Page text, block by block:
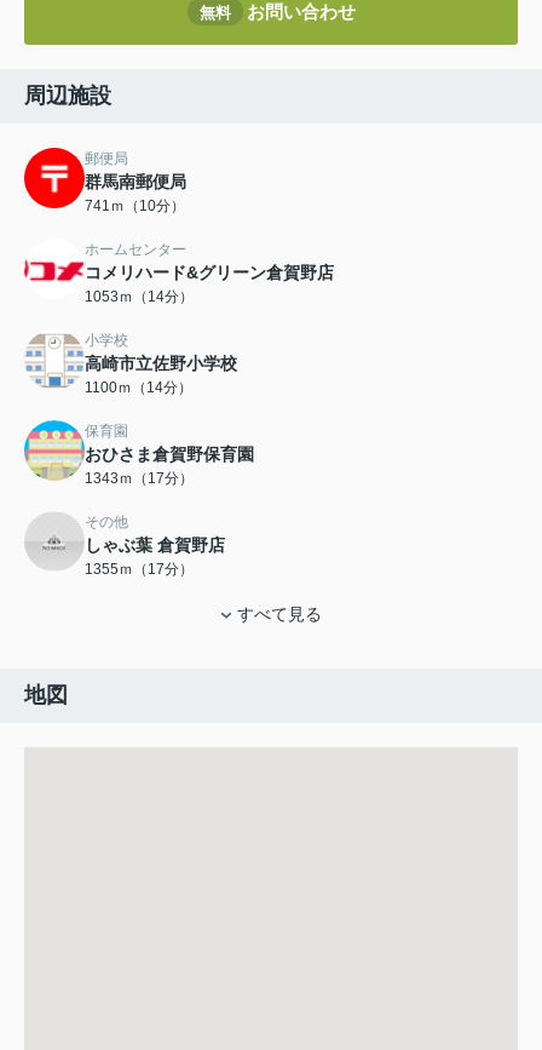
無料 お問い合わせ
周辺施設
郵便局
群馬南郵便局
741ｍ（10分）
ホームセンター
コメリハード&グリーン倉賀野店
1053ｍ（14分）
小学校
高崎市立佐野小学校
1100ｍ（14分）
保育園
おひさま倉賀野保育園
1343ｍ（17分）
その他
しゃぶ葉 倉賀野店
1355ｍ（17分）
すべて見る
地図